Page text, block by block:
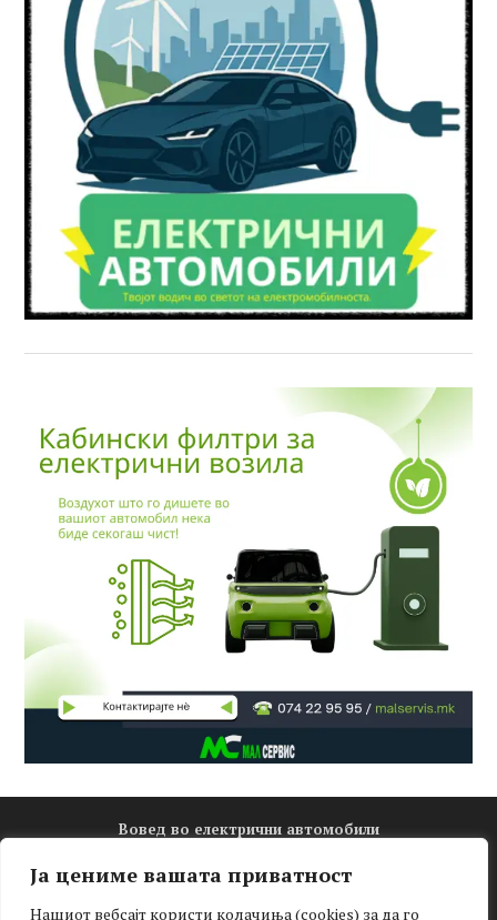
Ја цениме вашата приватност
Нашиот вебсајт користи колачиња (cookies) за да го
Вовед во електрични автомобили
Новости